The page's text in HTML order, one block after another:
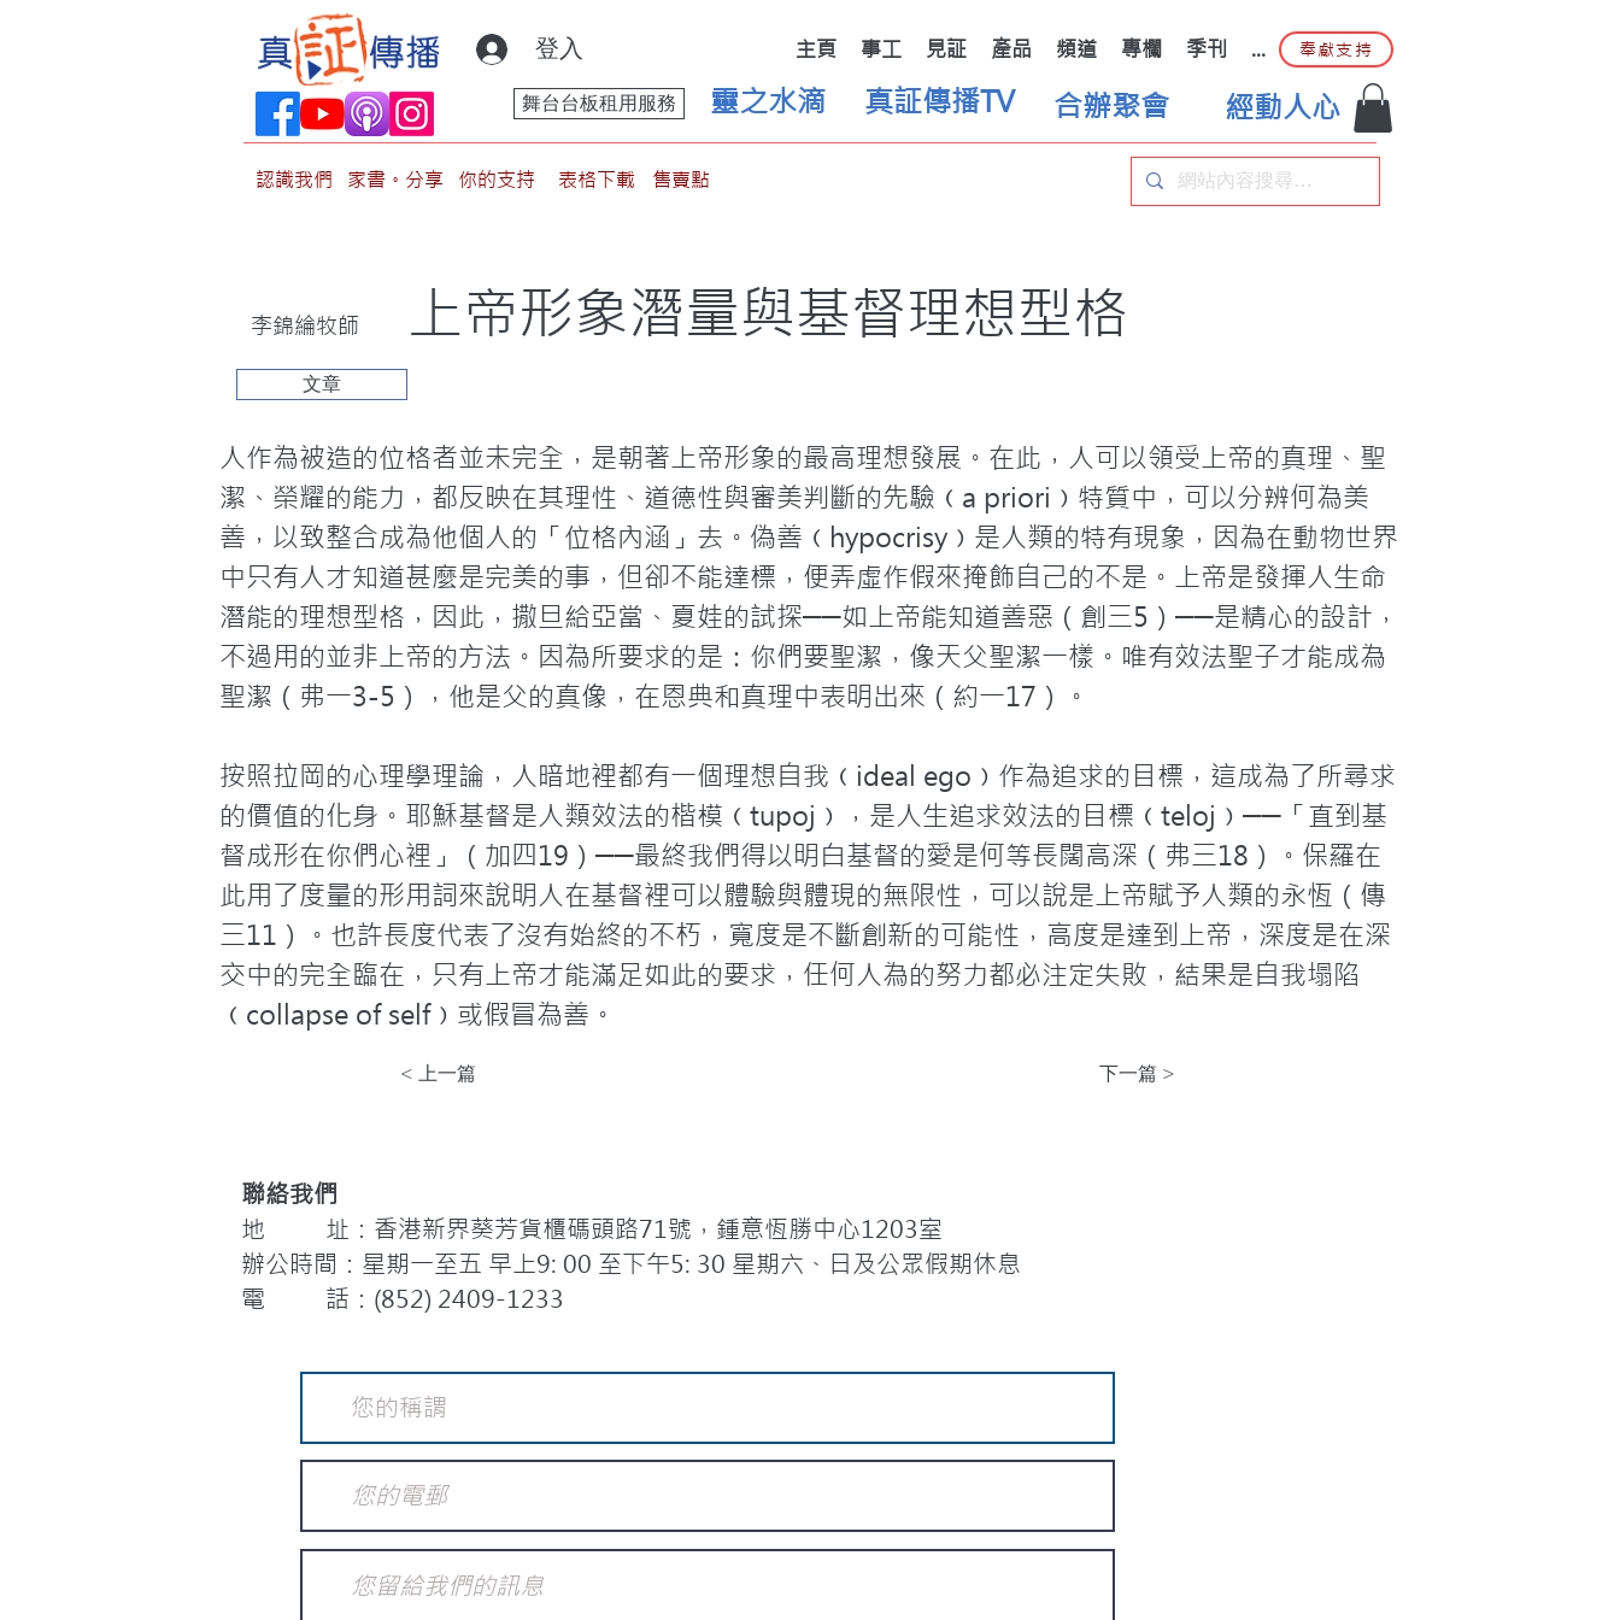
登入 主頁 事工 見証 產品 頻道 專欄 季刊 ... 奉獻支持
靈之水滴
舞台台板租用服務 真証傳播TV 合辦聚會 經動人心
認識我們 家書。分享 你的支持 表格下載 售賣點
李錦綸牧師 上帝形象潛量與基督理想型格
文章
人作為被造的位格者並未完全，是朝著上帝形象的最高理想發展。在此，人可以領受上帝的真理、聖
潔、榮耀的能力，都反映在其理性、道德性與審美判斷的先驗﹙a priori﹚特質中，可以分辨何為美
善，以致整合成為他個人的「位格內涵」去。偽善﹙hypocrisy﹚是人類的特有現象，因為在動物世界
中只有人才知道甚麼是完美的事，但卻不能達標，便弄虛作假來掩飾自己的不是。上帝是發揮人生命
潛能的理想型格，因此，撒旦給亞當、夏娃的試探──如上帝能知道善惡（創三5）──是精心的設計，
不過用的並非上帝的方法。因為所要求的是：你們要聖潔，像天父聖潔一樣。唯有效法聖子才能成為
聖潔（弗一3-5），他是父的真像，在恩典和真理中表明出來（約一17）。
按照拉岡的心理學理論，人暗地裡都有一個理想自我﹙ideal ego﹚作為追求的目標，這成為了所尋求
的價值的化身。耶穌基督是人類效法的楷模﹙tupoj﹚，是人生追求效法的目標﹙teloj﹚──「直到基
督成形在你們心裡」（加四19）──最終我們得以明白基督的愛是何等長闊高深（弗三18）。保羅在
此用了度量的形用詞來說明人在基督裡可以體驗與體現的無限性，可以說是上帝賦予人類的永恆（傳
三11）。也許長度代表了沒有始終的不朽，寬度是不斷創新的可能性，高度是達到上帝，深度是在深
交中的完全臨在，只有上帝才能滿足如此的要求，任何人為的努力都必注定失敗，結果是自我塌陷
﹙collapse of self﹚或假冒為善。
< 上一篇 下一篇 >
聯絡我們
地 址：香港新界葵芳貨櫃碼頭路71號，鍾意恆勝中心1203室
辦公時間：星期一至五 早上9: 00 至下午5: 30 星期六、日及公眾假期休息
電 話：(852) 2409-1233